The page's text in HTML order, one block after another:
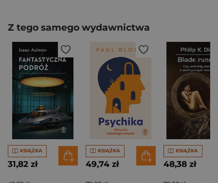
Z tego samego wydawnictwa
KSIĄŻKA
31,82 zł
KSIĄŻKA
49,74 zł
KSIĄŻKA
48,38 zł